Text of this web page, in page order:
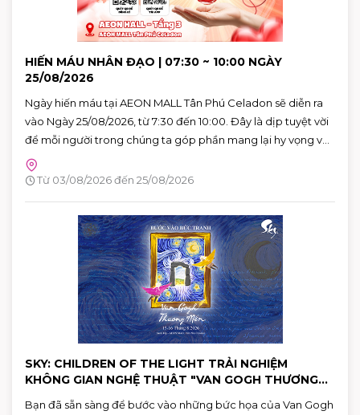
HIẾN MÁU NHÂN ĐẠO | 07:30 ~ 10:00 NGÀY
25/08/2026
Ngày hiến máu tại AEON MALL Tân Phú Celadon sẽ diễn ra
vào Ngày 25/08/2026, từ 7:30 đến 10:00. Đây là dịp tuyệt vời
để mỗi người trong chúng ta góp phần mang lại hy vọng và
cứu sống những người bệnh đang cần máu trong cuộc
sống. Hãy đến tham gia và cùng lan tỏa thông điệp yêu
Từ 03/08/2026 đến 25/08/2026
SKY: CHILDREN OF THE LIGHT TRẢI NGHIỆM
KHÔNG GIAN NGHỆ THUẬT "VAN GOGH THƯƠNG
Bạn đã sẵn sàng để bước vào những bức họa của Van Gogh